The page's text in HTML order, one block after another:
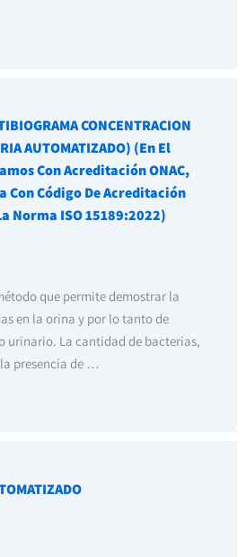
CONCENTRACION
AUTOMATIZADO) (En El
Con Acreditación ONAC,
Con Código De Acreditación
Norma ISO 15189:2022)
que permite demostrar la
en la orina y por lo tanto de
urinario. La cantidad de bacterias,
presencia de …